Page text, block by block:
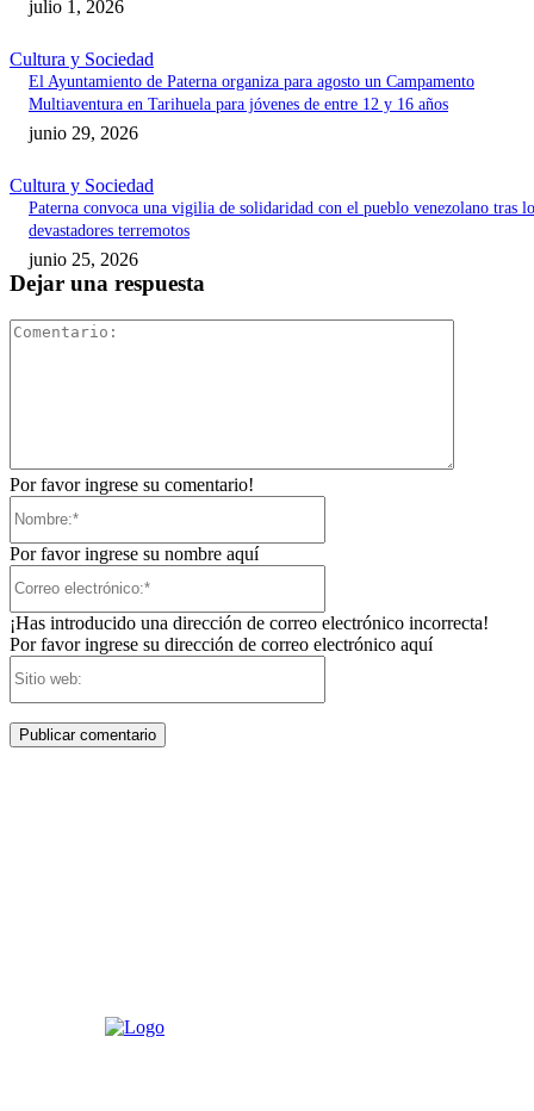
julio 1, 2026
Cultura y Sociedad
El Ayuntamiento de Paterna organiza para agosto un Campamento
Multiaventura en Tarihuela para jóvenes de entre 12 y 16 años
junio 29, 2026
Cultura y Sociedad
Paterna convoca una vigilia de solidaridad con el pueblo venezolano tras
devastadores terremotos
junio 25, 2026
Dejar una respuesta
Por favor ingrese su comentario!
Por favor ingrese su nombre aquí
¡Has introducido una dirección de correo electrónico incorrecta!
Por favor ingrese su dirección de correo electrónico aquí